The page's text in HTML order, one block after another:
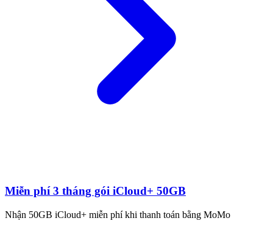
Miễn phí 3 tháng gói iCloud+ 50GB
Nhận 50GB iCloud+ miễn phí khi thanh toán bằng MoMo